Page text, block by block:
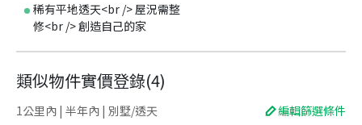
稀有平地透天<br /> 屋況需整
修<br /> 創造自己的家
類似物件實價登錄(4)
1公里內 | 半年內 | 別墅/透天 編輯篩選條件